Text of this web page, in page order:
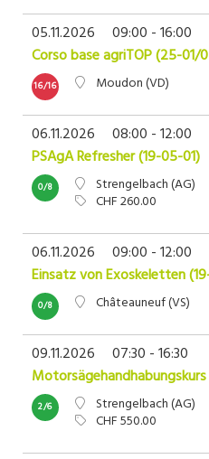
05.11.2026
09:00 - 16:00
Corso base agriTOP (25-01/
Moudon (VD)
16/16
06.11.2026
08:00 - 12:00
PSAgA Refresher (19-05-01)
Strengelbach (AG)
CHF 260.00
0/8
06.11.2026
09:00 - 12:00
Einsatz von Exoskeletten
Châteauneuf (VS)
0/8
09.11.2026
07:30 - 16:30
Motorsägehandhabungskurs
Strengelbach (AG)
CHF 550.00
2/6